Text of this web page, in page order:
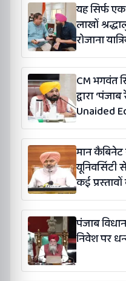
यह सिर्फ
लाखों
रोजाना
कंग
CM भगवंत
द्वारा
Unaided
(संशोधन)
मान
कई
पंजाब
निवेश पर